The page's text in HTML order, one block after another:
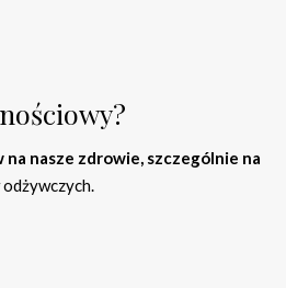
nasze zdrowie, szczególnie na